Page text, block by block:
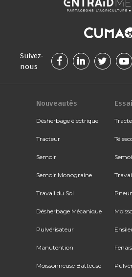
Suivez-
nous
Nouveautés
Désherbage électrique
Tracteur
Semoir
Semoir Monograine
Travail du Sol
Désherbage Mécanique
Pulvérisateur
Manutention
Moissonneuse Batteuse